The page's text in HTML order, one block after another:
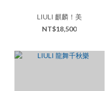
LIULI 麒麟！美
NT$18,500